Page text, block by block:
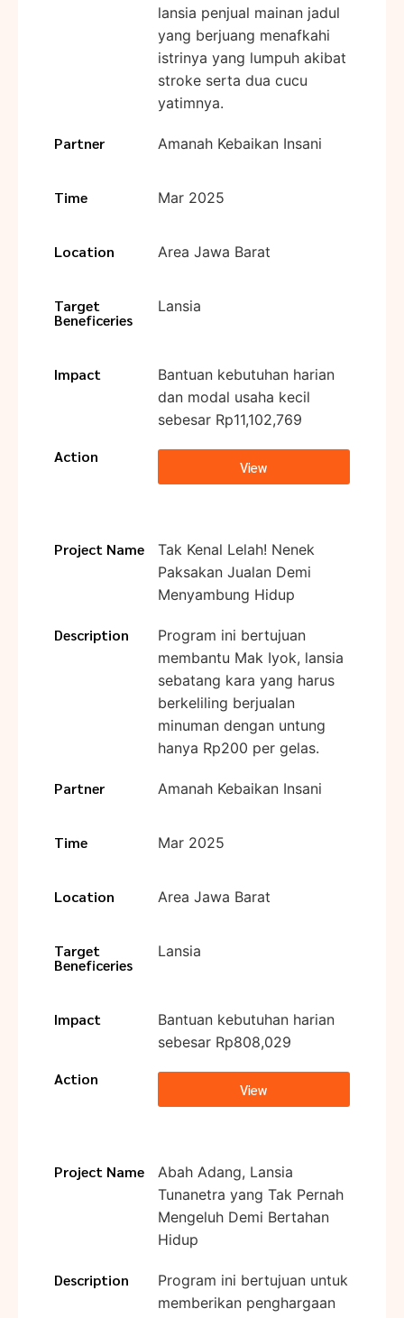
lansia penjual mainan jadul
yang berjuang menafkahi
istrinya yang lumpuh akibat
stroke serta dua cucu
yatimnya.
Partner Amanah Kebaikan Insani
Time Mar 2025
Location Area Jawa Barat
Target
Beneficeries
Lansia
Impact
Bantuan kebutuhan harian
dan modal usaha kecil
sebesar Rp11,102,769
Action
View
Project Name
Tak Kenal Lelah! Nenek
Paksakan Jualan Demi
Menyambung Hidup
Description
Program ini bertujuan
membantu Mak Iyok, lansia
sebatang kara yang harus
berkeliling berjualan
minuman dengan untung
hanya Rp200 per gelas.
Partner Amanah Kebaikan Insani
Time Mar 2025
Location Area Jawa Barat
Target
Beneficeries
Lansia
Impact
Bantuan kebutuhan harian
sebesar Rp808,029
Action
View
Project Name
Abah Adang, Lansia
Tunanetra yang Tak Pernah
Mengeluh Demi Bertahan
Hidup
Description
Program ini bertujuan untuk
memberikan penghargaan